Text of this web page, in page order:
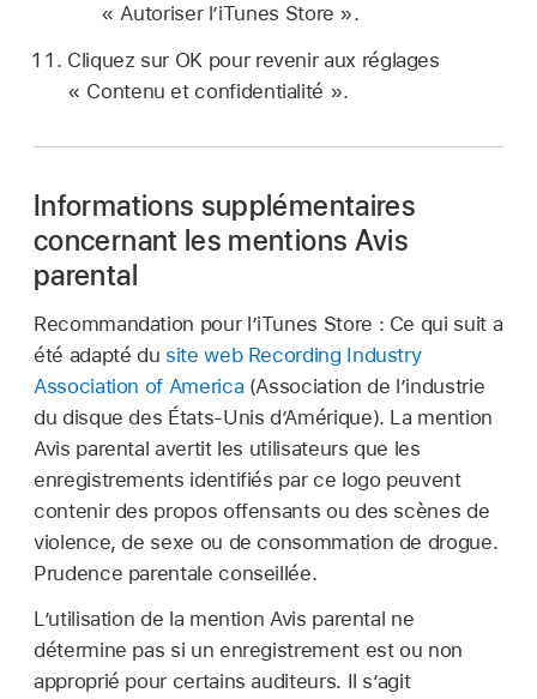
« Autoriser l’iTunes Store ».
Cliquez sur OK pour revenir aux réglages
« Contenu et confidentialité ».
Informations supplémentaires
concernant les mentions Avis
parental
Recommandation pour l’iTunes Store : Ce qui suit a
été adapté du site web Recording Industry
Association of America (Association de l’industrie
du disque des États-Unis d’Amérique). La mention
Avis parental avertit les utilisateurs que les
enregistrements identifiés par ce logo peuvent
contenir des propos offensants ou des scènes de
violence, de sexe ou de consommation de drogue.
Prudence parentale conseillée.
L’utilisation de la mention Avis parental ne
détermine pas si un enregistrement est ou non
approprié pour certains auditeurs. Il s’agit